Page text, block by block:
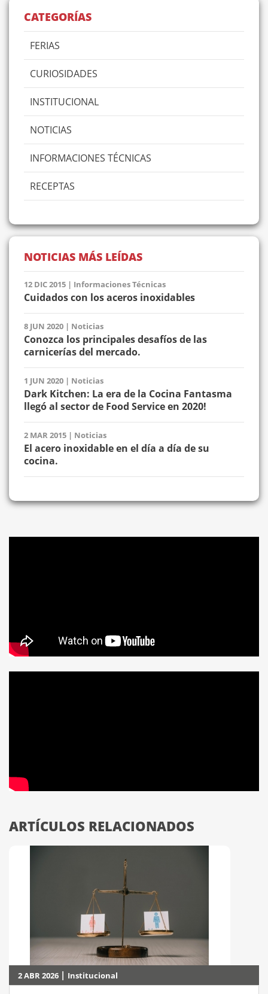
CATEGORÍAS
FERIAS
CURIOSIDADES
INSTITUCIONAL
NOTICIAS
INFORMACIONES TÉCNICAS
RECEPTAS
NOTICIAS MÁS LEÍDAS
12 DIC 2015 | Informaciones Técnicas
Cuidados con los aceros inoxidables
8 JUN 2020 | Noticias
Conozca los principales desafíos de las
carnicerías del mercado.
1 JUN 2020 | Noticias
Dark Kitchen: La era de la Cocina Fantasma
llegó al sector de Food Service en 2020!
2 MAR 2015 | Noticias
El acero inoxidable en el día a día de su
cocina.
ARTÍCULOS RELACIONADOS
2 ABR 2026 | Institucional